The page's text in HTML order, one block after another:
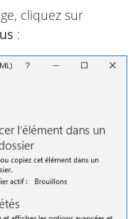
cliquez sur
: